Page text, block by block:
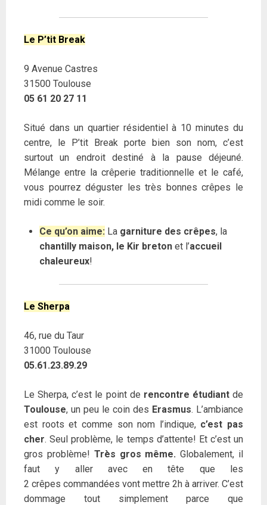
Le P’tit Break
9 Avenue Castres
31500 Toulouse
05 61 20 27 11
Situé dans un quartier résidentiel à 10 minutes du
centre, le P’tit Break porte bien son nom, c’est
surtout un endroit destiné à la pause déjeuné.
Mélange entre la crêperie traditionnelle et le café,
vous pourrez déguster les très bonnes crêpes le
midi comme le soir.
Ce qu’on aime: La garniture des crêpes, la
chantilly maison, le Kir bretonet l’accueil
chaleureux!
Le Sherpa
46, rue du Taur
31000 Toulouse
05.61.23.89.29
Le Sherpa, c’est le point de rencontre étudiantde
Toulouse, un peu le coin des Erasmus. L’ambiance
est roots et comme son nom l’indique,c’est pas
cher. Seul problème, le temps d’attente! Et c’est un
gros problème! Très gros même. Globalement, il
faut y aller avec en tête que les
2 crêpes commandées vont mettre 2h à arriver. C’est
dommage tout simplement parce que